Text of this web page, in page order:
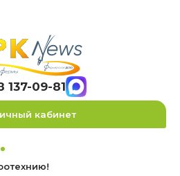
137-09-81
кабинет